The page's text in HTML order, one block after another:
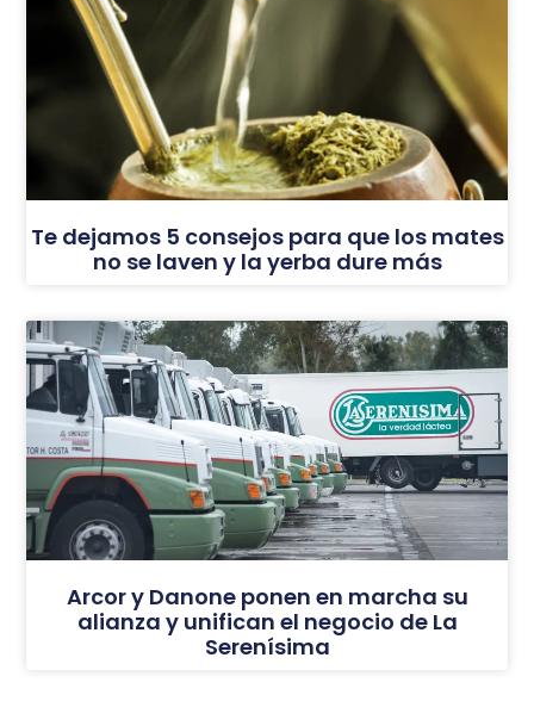
Te dejamos 5 consejos para que los mates
no se laven y la yerba dure más
Arcor y Danone ponen en marcha su
alianza y unifican el negocio de La
Serenísima